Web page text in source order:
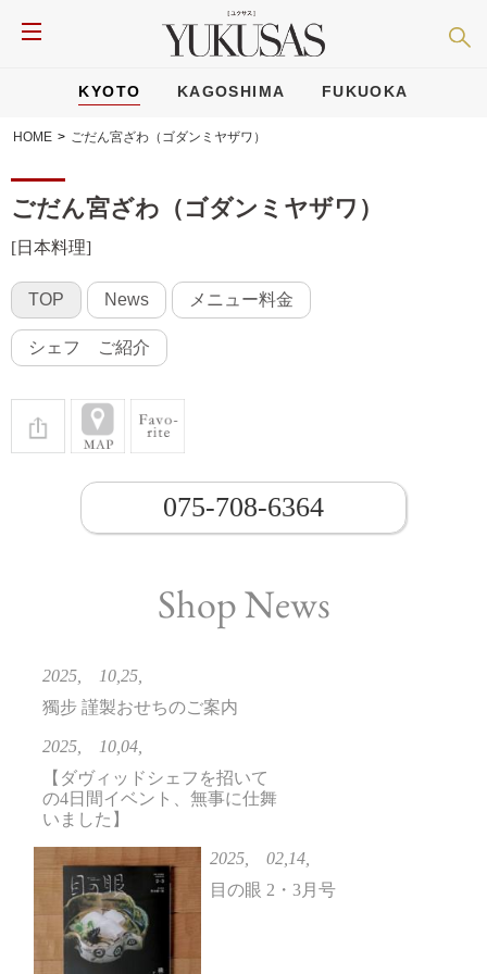
KYOTO KAGOSHIMA FUKUOKA
HOME > ごだん宮ざわ（ゴダンミヤザワ）
ごだん宮ざわ（ゴダンミヤザワ）
[日本料理]
TOP News メニュー料金
シェフ ご紹介
075-708-6364
Shop News
2025, 10,25,
獨步 謹製おせちのご案内
2025, 10,04,
【ダヴィッドシェフを招いて
の4日間イベント、無事に仕舞
いました】
2025, 02,14,
目の眼 2・3月号